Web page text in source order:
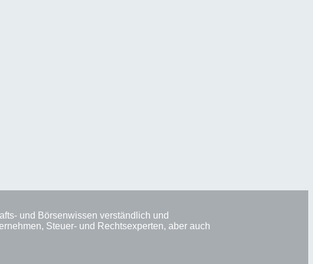
und Börsenwissen verständlich und
Steuer- und Rechtsexperten, aber auch